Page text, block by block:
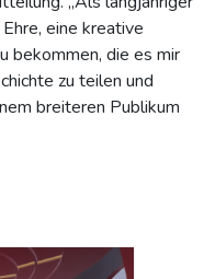
eine kreative
bekommen, die es mir
zu teilen und
breiteren Publikum